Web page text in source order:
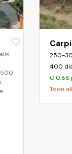
250-
400
€ 0,88
Toon